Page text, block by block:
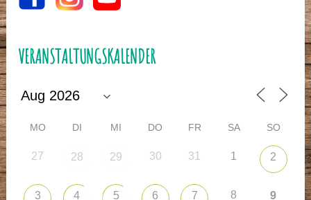
VERANSTALTUNGSKALENDER
MO DI MI DO FR SA SO
27 28 29 30 31 1 2
3 4 5 6 7 8 9